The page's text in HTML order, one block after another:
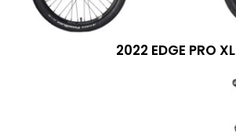
2022 EDGE PRO XL